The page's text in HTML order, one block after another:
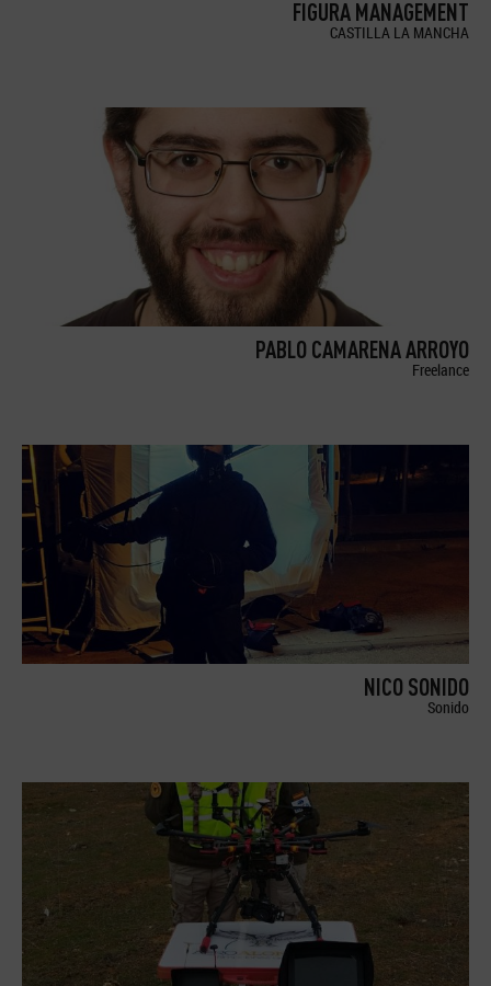
FIGURA MANAGEMENT
CASTILLA LA MANCHA
PABLO CAMARENA ARROYO
Freelance
NICO SONIDO
Sonido